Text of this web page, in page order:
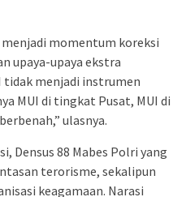
menjadi momentum koreksi
upaya-upaya ekstra
tidak menjadi instrumen
MUI di tingkat Pusat, MUI di
ulasnya.
Densus 88 Mabes Polri yang
terorisme, sekalipun
keagamaan. Narasi